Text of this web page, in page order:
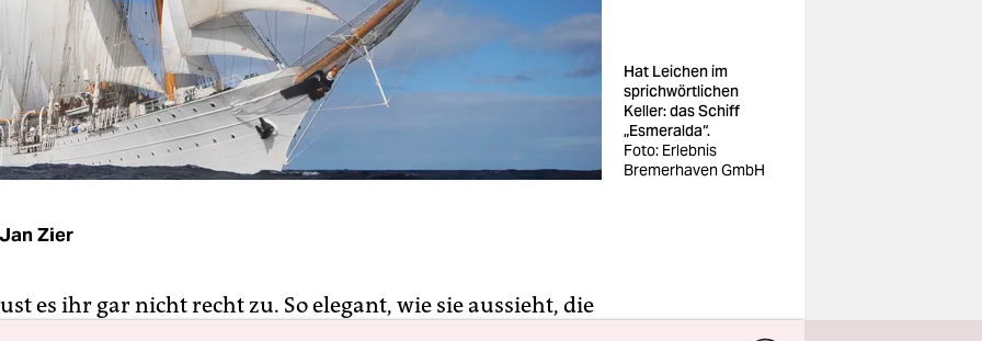
Hat Leichen im
sprichwörtlichen
Keller: das Schiff
„Esmeralda“.
Foto: Erlebnis
Bremerhaven GmbH
Jan Zier
es ihr gar nicht recht zu. So elegant, wie sie aussieht, die